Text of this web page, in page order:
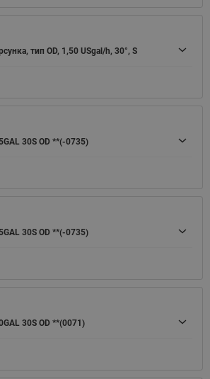
тип OD, 1,50 USgal/h, 30°, S
30S OD **(-0735)
30S OD **(-0735)
30S OD **(0071)